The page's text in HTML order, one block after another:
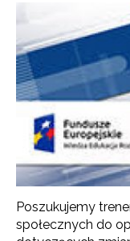
Poszukujemy
społecznych do